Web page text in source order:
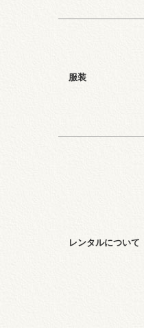
服装
レンタルについて